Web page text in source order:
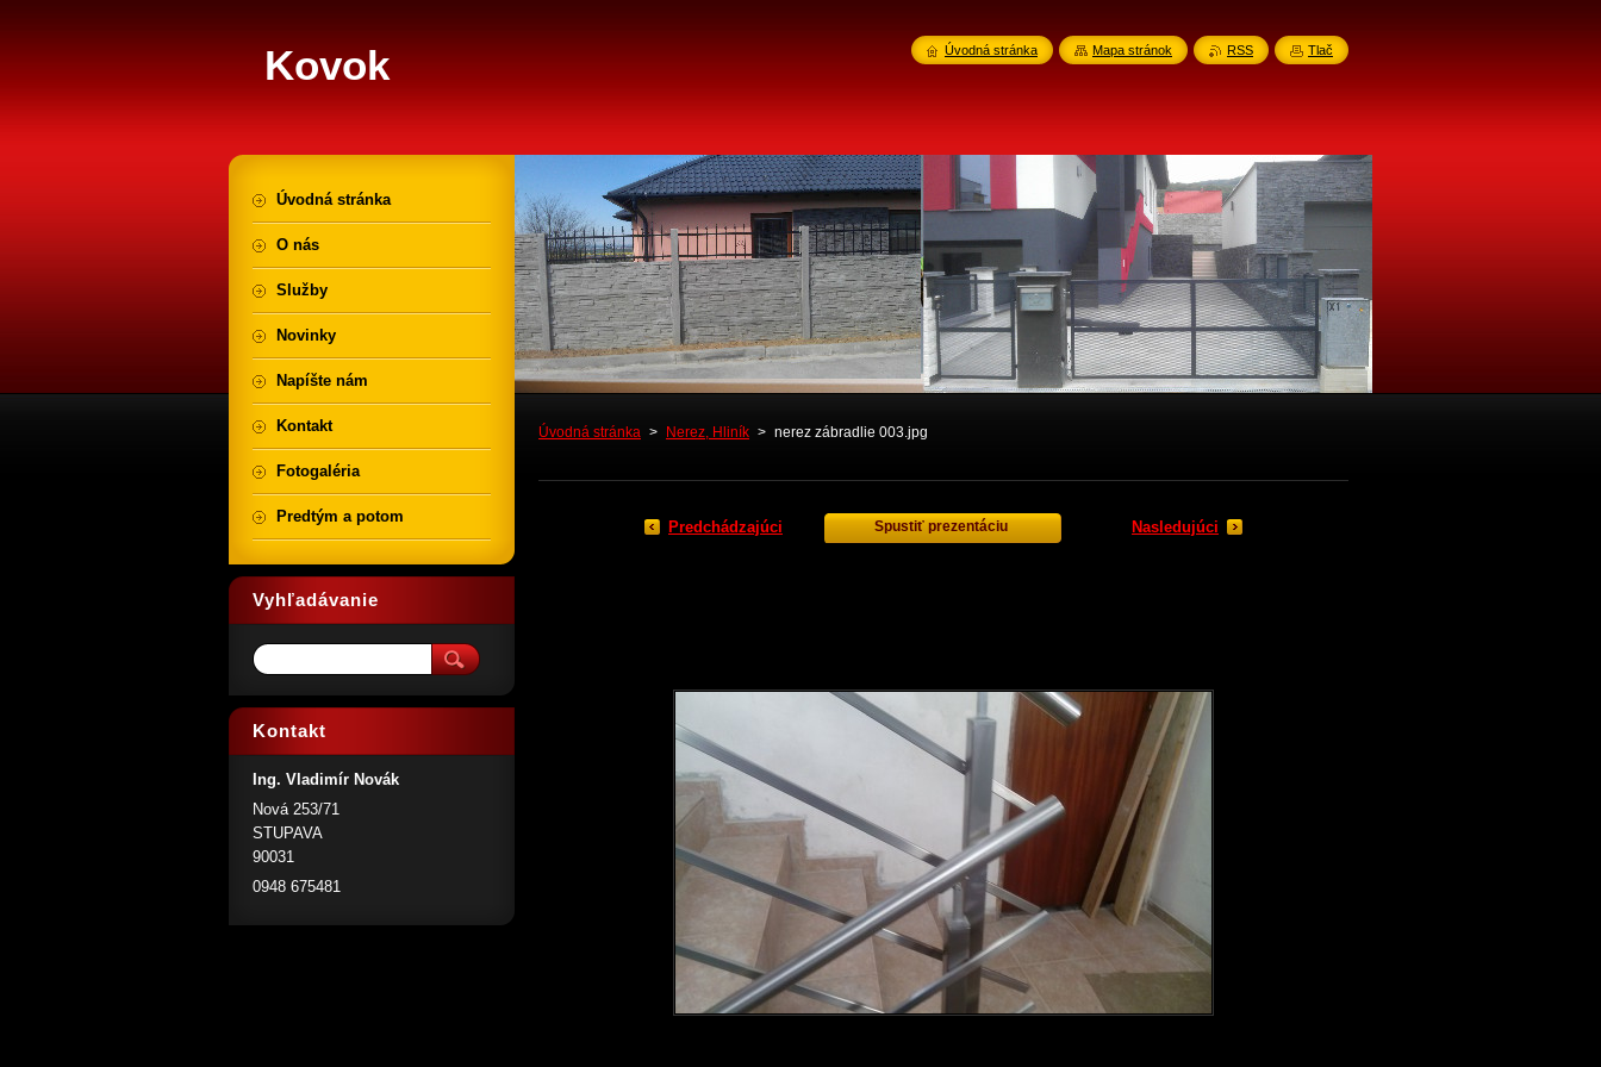
Kovok
Úvodná stránka > Nerez, Hliník > nerez zábradlie 003.jpg
Predchádzajúci Spustiť prezentáciu Nasledujúci
Úvodná stránka
O nás
Služby
Novinky
Napíšte nám
Kontakt
Fotogaléria
Predtým a potom
Vyhľadávanie
Kontakt
Ing. Vladimír Novák
Nová 253/71
STUPAVA
90031
0948 675481
Úvodná stránka Mapa stránok RSS Tlač